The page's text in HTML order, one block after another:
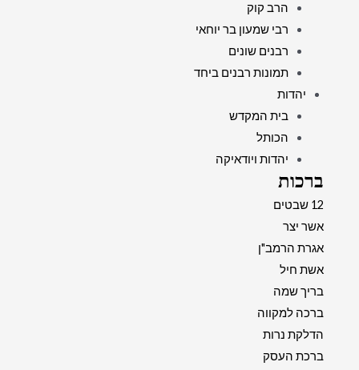
הרב קוק
רבי שמעון בר יוחאי
רבנים שונים
תמונות רבנים ביחד
יהדות
בית המקדש
הכותל
יהדות ויודאיקה
ברכות
12 שבטים
אשר יצר
אגרת הרמב"ן
אשת חיל
בריך שמה
ברכה למקווה
הדלקת נרות
ברכת העסק